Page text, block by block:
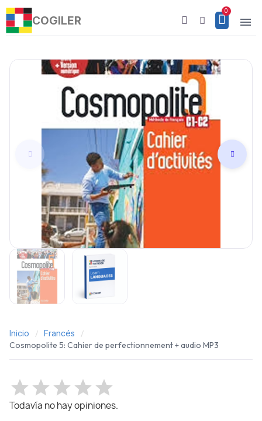
COGILER
Inicio Francés
Cosmopolite 5: Cahier de perfectionnement + audio MP3
Todavía no hay opiniones.